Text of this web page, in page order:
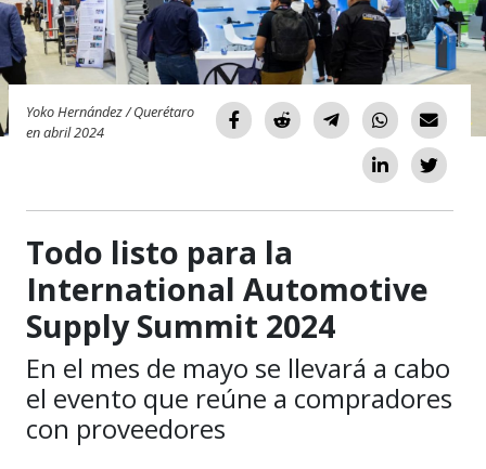
Yoko Hernández / Querétaro
en abril 2024
Todo listo para la
International Automotive
Supply Summit 2024
En el mes de mayo se llevará a cabo
el evento que reúne a compradores
con proveedores